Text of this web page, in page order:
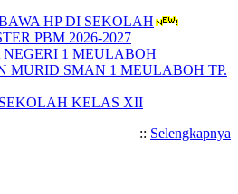
HP DI SEKOLAH
PBM 2026-2027
NEGERI 1 MEULABOH
MURID SMAN 1 MEULABOH TP.
KELAS XII
:: Selengkapnya